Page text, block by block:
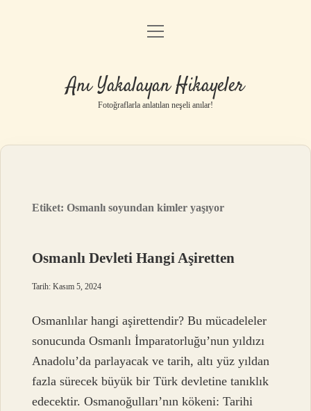
Anasayfa
Yasal Uyarı
menüyü
Anı Yakalayan Hikayeler
Fotoğraflarla anlatılan neşeli anılar!
Etiket:Osmanlı soyundan kimler yaşıyor
Osmanlı Devleti Hangi Aşiretten
Tarih: Kasım 5, 2024
Osmanlılar hangi aşirettendir? Bu mücadeleler
sonucunda Osmanlı İmparatorluğu’nun yıldızı
Anadolu’da parlayacak ve tarih, altı yüz yıldan
fazla sürecek büyük bir Türk devletine tanıklık
edecektir. Osmanoğulları’nın kökeni: Tarihi